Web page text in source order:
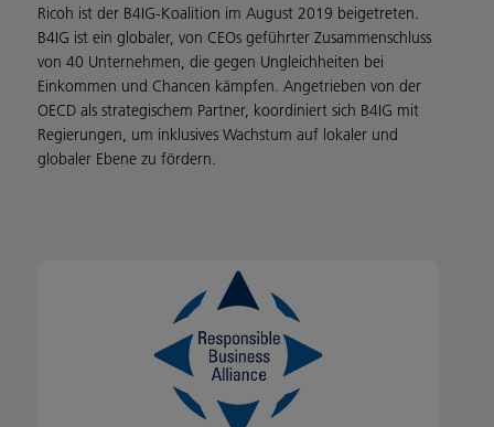
Ricoh ist der B4IG-Koalition im August 2019 beigetreten.
B4IG ist ein globaler, von CEOs geführter Zusammenschluss
von 40 Unternehmen, die gegen Ungleichheiten bei
Einkommen und Chancen kämpfen. Angetrieben von der
OECD als strategischem Partner, koordiniert sich B4IG mit
Regierungen, um inklusives Wachstum auf lokaler und
globaler Ebene zu fördern.